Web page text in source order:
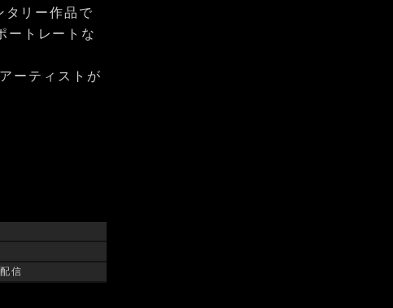
タリー作品で
ートレートな
ーティストが
信